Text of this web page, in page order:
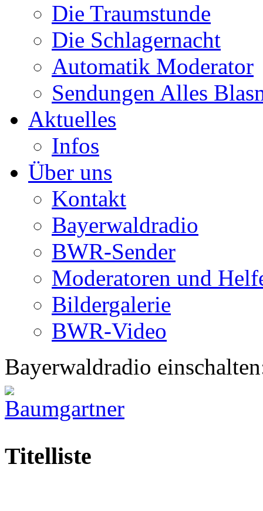
Die Traumstunde
Die Schlagernacht
Automatik Moderator
Sendungen Alles
Aktuelles
Infos
Über uns
Kontakt
Bayerwaldradio
BWR-Sender
Moderatoren und
Bildergalerie
BWR-Video
Bayerwaldradio
Titelliste